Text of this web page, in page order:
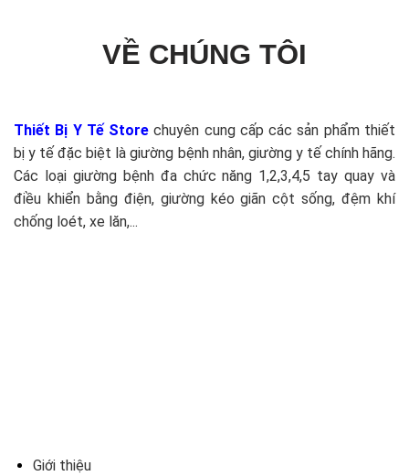
VỀ CHÚNG TÔI
Thiết Bị Y Tế Store chuyên cung cấp các sản phẩm thiết
bị y tế đặc biệt là giường bệnh nhân, giường y tế chính hãng.
Các loại giường bệnh đa chức năng 1,2,3,4,5 tay quay và
điều khiển bằng điện, giường kéo giãn cột sống, đệm khí
chống loét, xe lăn,...
Giới thiệu